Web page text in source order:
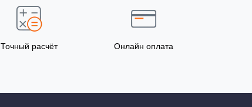
Точный расчёт Онлайн оплата